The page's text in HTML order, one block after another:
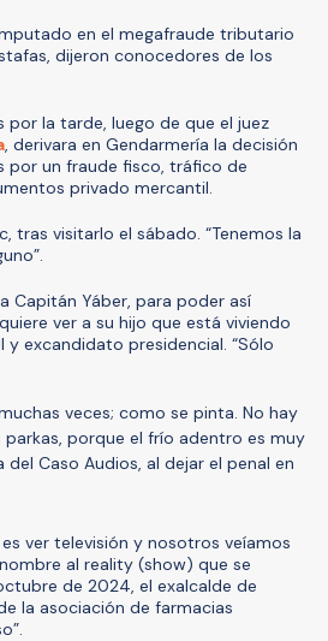
en el megafraude tributario
dijeron conocedores de los
por la tarde, luego de que el juez
, derivara en Gendarmería la decisión
por un fraude fisco, tráfico de
privado mercantil.
tras visitarlo el sábado. “Tenemos la
Capitán Yáber, para poder así
ver a su hijo que está viviendo
y excandidato presidencial. “Sólo
veces; como se pinta. No hay
porque el frío adentro es muy
Caso Audios, al dejar el penal en
ver televisión y nosotros veíamos
al reality (show) que se
de 2024, el exalcalde de
la asociación de farmacias